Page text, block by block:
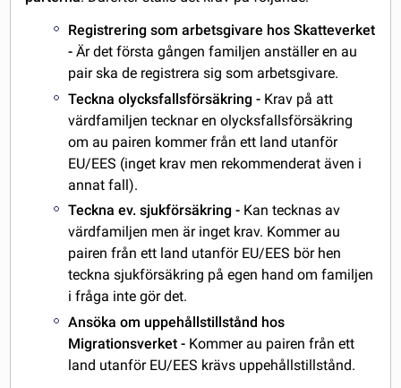
Registrering som arbetsgivare hos Skatteverket
- Är det första gången familjen anställer en au
pair ska de registrera sig som arbetsgivare.
Teckna olycksfallsförsäkring - Krav på att
värdfamiljen tecknar en olycksfallsförsäkring
om au pairen kommer från ett land utanför
EU/EES (inget krav men rekommenderat även i
annat fall).
Teckna ev. sjukförsäkring - Kan tecknas av
värdfamiljen men är inget krav. Kommer au
pairen från ett land utanför EU/EES bör hen
teckna sjukförsäkring på egen hand om familjen
i fråga inte gör det.
Ansöka om uppehållstillstånd hos
Migrationsverket - Kommer au pairen från ett
land utanför EU/EES krävs uppehållstillstånd.